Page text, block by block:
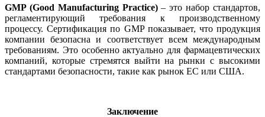
GMP (Good Manufacturing Practice)– это набор стандартов,
регламентирующий требования к производственному
процессу. Сертификация по GMP показывает, что продукция
компании безопасна и соответствует всем международным
требованиям. Это особенно актуально для фармацевтических
компаний, которые стремятся выйти на рынки с высокими
стандартами безопасности, такие как рынок ЕС или США.
Заключение